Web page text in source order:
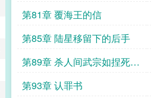
够
第81章 覆海王的信
第85章 陆星移留下的后手
第89章 杀人间武宗如捏死蝼
蚁
第93章 认罪书